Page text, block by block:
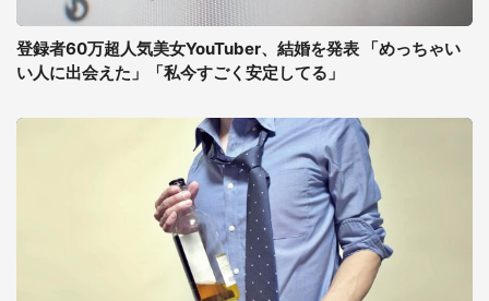
登録者60万超人気美女YouTuber、結婚を発表 「めっちゃい
い人に出会えた」「私今すごく安定してる」